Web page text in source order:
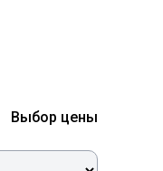
Выбор цены